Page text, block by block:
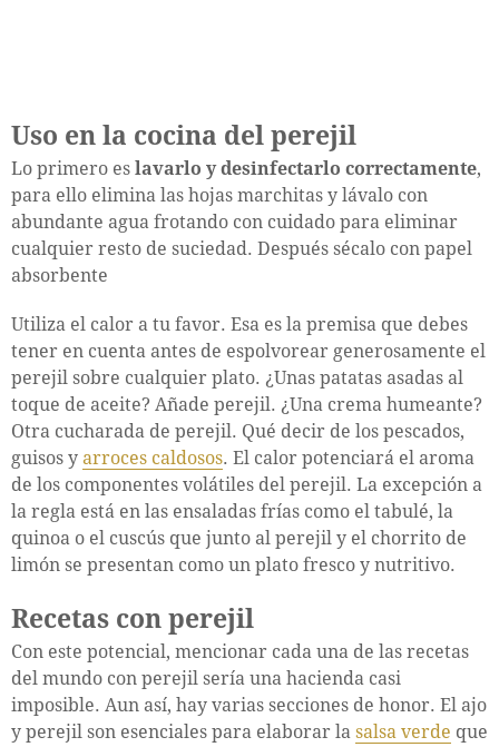
Uso en la cocina del perejil
Lo primero es lavarlo y desinfectarlo correctamente,
para ello elimina las hojas marchitas y lávalo con
abundante agua frotando con cuidado para eliminar
cualquier resto de suciedad. Después sécalo con papel
absorbente
Utiliza el calor a tu favor. Esa es la premisa que debes
tener en cuenta antes de espolvorear generosamente el
perejil sobre cualquier plato. ¿Unas patatas asadas al
toque de aceite? Añade perejil. ¿Una crema humeante?
Otra cucharada de perejil. Qué decir de los pescados,
guisos y arroces caldosos. El calor potenciará el aroma
de los componentes volátiles del perejil. La excepción a
la regla está en las ensaladas frías como el tabulé, la
quinoa o el cuscús que junto al perejil y el chorrito de
limón se presentan como un plato fresco y nutritivo.
Recetas con perejil
Con este potencial, mencionar cada una de las recetas
del mundo con perejil sería una hacienda casi
imposible. Aun así, hay varias secciones de honor. El ajo
y perejil son esenciales para elaborar la salsa verde que